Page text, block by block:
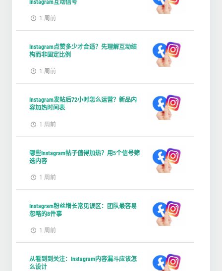
Instagram互动信号
1 周前
Instagram点赞多少才合适？先理解互动结
构而非固定比例
1 周前
Instagram发帖后72小时怎么运营？新品内
容加热时间表
1 周前
哪些Instagram帖子值得加热？用5个信号筛
选内容
1 周前
Instagram粉丝增长常见误区：团队最容易
忽略的8件事
1 周前
从看到到关注：Instagram内容漏斗应该怎
么设计